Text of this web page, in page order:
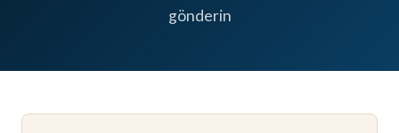
gönderin